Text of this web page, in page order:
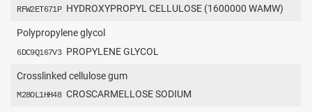
RFW2ET671P HYDROXYPROPYL CELLULOSE (1600000 WAMW)
Polypropylene glycol
6DC9Q167V3 PROPYLENE GLYCOL
Crosslinked cellulose gum
M28OL1HH48 CROSCARMELLOSE SODIUM